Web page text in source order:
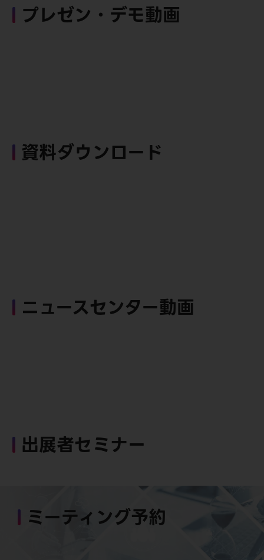
プレゼン・デモ動画
資料ダウンロード
ニュースセンター動画
出展者セミナー
ミーティング予約